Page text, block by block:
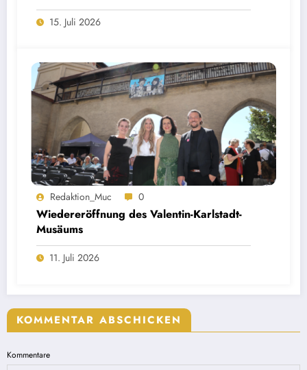
Öffentlichkeitsbeteiligung
15. Juli 2026
Redaktion_Muc 0
Wiedereröffnung des Valentin-Karlstadt-
Musäums
11. Juli 2026
KOMMENTAR ABSCHICKEN
Kommentare